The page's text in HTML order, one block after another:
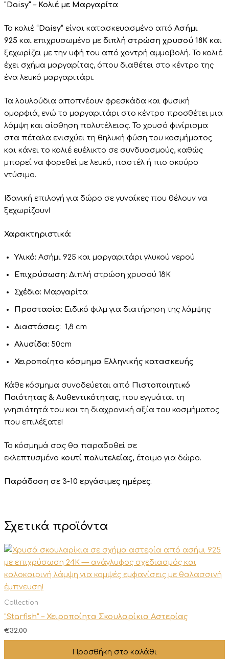
“Daisy” – Κολιέ με Μαργαρίτα
Το κολιέ “Daisy” είναι κατασκευασμένο από Ασήμι
925 και επιχρυσωμένο με διπλή στρώση χρυσού 18Κ και
ξεχωρίζει με την υφή του από χοντρή αμμοβολή. Το κολιέ
έχει σχήμα μαργαρίτας, όπου διαθέτει στο κέντρο της
ένα λευκό μαργαριτάρι.
Τα λουλούδια αποπνέουν φρεσκάδα και φυσική
ομορφιά, ενώ το μαργαριτάρι στο κέντρο προσθέτει μια
λάμψη και αίσθηση πολυτέλειας. Το χρυσό φινίρισμα
στα πέταλα ενισχύει τη θηλυκή φύση του κοσμήματος
και κάνει το κολιέ ευέλικτο σε συνδυασμούς, καθώς
μπορεί να φορεθεί με λευκό, παστέλ ή πιο σκούρο
ντύσιμο.
Ιδανική επιλογή για δώρο σε γυναίκες που θέλουν να
ξεχωρίζουν!
Χαρακτηριστικά:
Υλικό: Ασήμι 925 και μαργαριτάρι γλυκού νερού
Επιχρύσωση: Διπλή στρώση χρυσού 18Κ
Σχέδιο: Μαργαρίτα
Προστασία: Ειδικό φιλμ για διατήρηση της λάμψης
Διαστάσεις: 1,8 cm
Αλυσίδα: 50cm
Χειροποίητο κόσμημα Ελληνικής κατασκευής
Κάθε κόσμημα συνοδεύεται από Πιστοποιητικό
Ποιότητας & Αυθεντικότητας, που εγγυάται τη
γνησιότητά του και τη διαχρονική αξία του κοσμήματος
που επιλέξατε!
Το κόσμημά σας θα παραδοθεί σε
εκλεπτυσμένο κουτί πολυτελείας, έτοιμο για δώρο.
Παράδοση σε 3-10 εργάσιμες ημέρες.
Σχετικά προϊόντα
Collection
“Starfish” – Χειροποίητα Σκουλαρίκια Αστερίας
€32.00
Προσθήκη στο καλάθι